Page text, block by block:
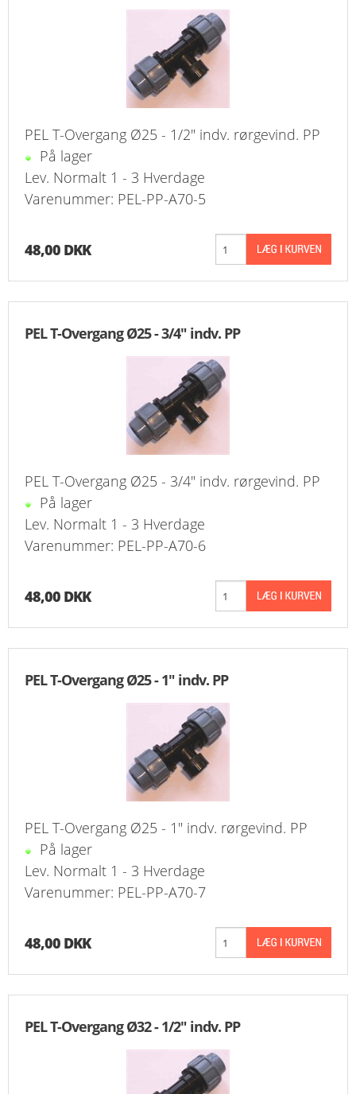
PEL T-Overgang Ø25 - 1/2" indv. rørgevind. PP
På lager
Lev. Normalt 1 - 3 Hverdage
Varenummer: PEL-PP-A70-5
48,00 DKK
PEL T-Overgang Ø25 - 3/4" indv. PP
PEL T-Overgang Ø25 - 3/4" indv. rørgevind. PP
På lager
Lev. Normalt 1 - 3 Hverdage
Varenummer: PEL-PP-A70-6
48,00 DKK
PEL T-Overgang Ø25 - 1" indv. PP
PEL T-Overgang Ø25 - 1" indv. rørgevind. PP
På lager
Lev. Normalt 1 - 3 Hverdage
Varenummer: PEL-PP-A70-7
48,00 DKK
PEL T-Overgang Ø32 - 1/2" indv. PP